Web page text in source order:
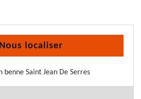
Nous localiser
benne Saint Jean De Serres